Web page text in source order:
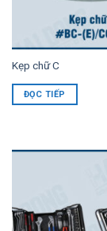
Kẹp chữ C
ĐỌC TIẾP